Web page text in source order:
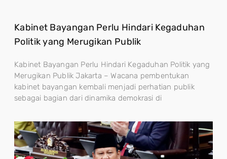
Kabinet Bayangan Perlu Hindari Kegaduhan
Politik yang Merugikan Publik
Kabinet Bayangan Perlu Hindari Kegaduhan Politik yang
Merugikan Publik Jakarta – Wacana pembentukan
kabinet bayangan kembali menjadi perhatian publik
sebagai bagian dari dinamika demokrasi di